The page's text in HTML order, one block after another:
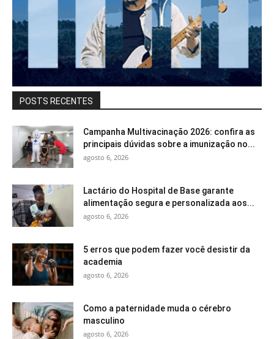
POSTS RECENTES
Campanha Multivacinação 2026: confira as
principais dúvidas sobre a imunização no...
agosto 6, 2026
Lactário do Hospital de Base garante
alimentação segura e personalizada aos...
agosto 6, 2026
5 erros que podem fazer você desistir da
academia
agosto 6, 2026
Como a paternidade muda o cérebro
masculino
agosto 6, 2026